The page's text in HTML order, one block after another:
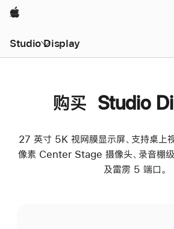
Apple
Studio Display
购买 Studio
27 英寸 5K 视网膜显示屏、支持桌上
像素 Center Stage 摄像头、录音棚级
及雷雳 5 端口。